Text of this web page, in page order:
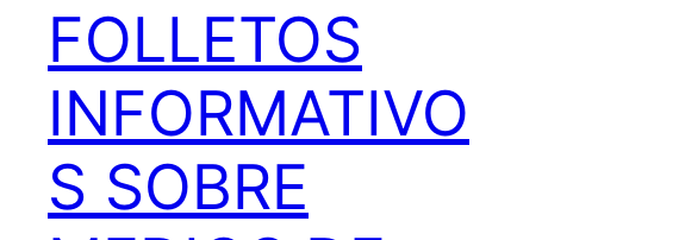
FOLLETOS
INFORMATIVO
S SOBRE